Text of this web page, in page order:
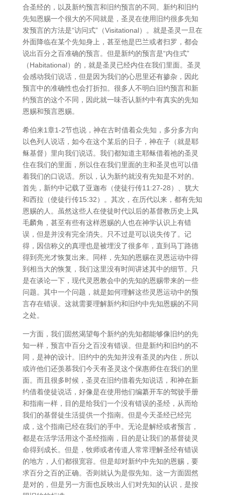
合圣经的，以及新约预言和旧约预言的不同。新约和旧约
先知恩赐一个很大的不同就是，圣灵在使用旧约很多先知
发预言的方法是“访问式”（Visitational）。就是圣灵一旦在
外面降临在某个先知身上，甚至他是巴兰或者扫罗，都会
说出百分之百准确的预言。但是新约的预言是“内住式”
（Habitational）的，就是圣灵已经内住在我们里面。圣灵
会感动我们说话，但是因为我们的心思里还有掺杂，因此
预言中的准确性也会打折扣。很多人不明白旧约预言和新
约预言的这个不同，因此就一味否认新约中有真实的先知
恩赐和预言恩赐。
希伯来1章1-2节也说，神在古时借着众先知，多分多方向
以色列人说话，如今在这个某后的日子，神在子（就是耶
稣基督）里向我们说话。我们都知道主耶稣借着祂的圣灵
住在我们的里面，所以住在我们里面的主和圣灵也可以借
着我们的口说话。所以，认为新约就没有先知是不对的。
首先，新约中记载了亚迦布（使徒行传11:27-28）、犹大
和西拉（使徒行传15:32）。其次，在历代以来，都有先知
恩赐的人。虽然这些人在使徒时代以后的基督教历史上凤
毛麟角，甚至有些有这样恩赐的人也在神学认识上有错
误，但是并没有完全消失。只不过是可以说失传了。记
得，因信称义的真理也是被埋没了很多年，直到马丁路德
得到亮光才恢复出来。同样，先知的恩赐在灵恩运动中得
到相当大的恢复，我们这里没有时间讲述其中的细节。只
是在谈论一下，现代灵恩教会中的先知的恩赐带来的一些
问题。其中一个问题，就是如何理解这些灵恩运动中的预
言存在错误。这就需要理解新约和旧约中先知恩赐的不同
之处。
一方面，我们固然渴望每个新约的先知都能够像旧约的先
知一样，预言中百分之百没有错误。但是新约和旧约的不
同，是神的设计。旧约中的先知并没有圣灵的内住，所以
或许他们还羡慕我们今天有圣灵这个保惠师住在我们的里
面。而且很多时候，圣灵在旧约借着先知说话，和神在新
约借着使徒说话，好像是在使用他们编纂开车的驾驶手册
和指南一样，目的是给我们一个没有错误的圣经，从而给
我们的基督徒生活提供一个指南。但是今天圣经已经完
成，这个指南已经在我们的手中。无论是解经或者预言，
都是在活学活用这个圣经指南，目的是让我们的基督徒灵
命得到成长。但是，牧师或者传道人常常理解圣经有错误
的地方，人们都很宽容。但是却对新约中先知的恩赐，要
求百分之百的正确。否则就认为是假先知。这一方面固然
是对的，但是另一方面也反映出人们对先知的认识，是按